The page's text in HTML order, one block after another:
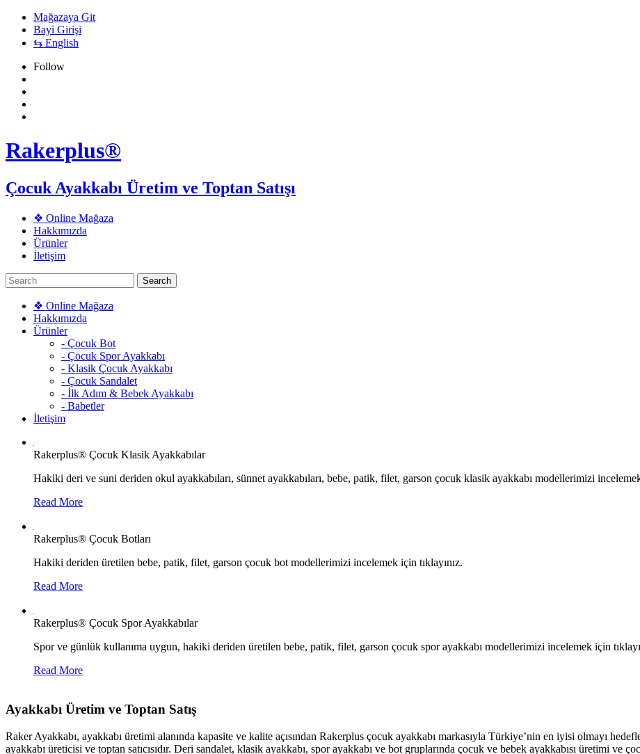
Mağazaya Git
Bayi Girişi
⇆ English
Follow
Rakerplus®
Çocuk Ayakkabı Üretim ve Toptan Satışı
❖ Online Mağaza
Hakkımızda
Ürünler
İletişim
❖ Online Mağaza
Hakkımızda
Ürünler
- Çocuk Bot
- Çocuk Spor Ayakkabı
- Klasik Çocuk Ayakkabı
- Çocuk Sandalet
- İlk Adım & Bebek Ayakkabı
- Babetler
İletişim
Rakerplus® Çocuk Klasik Ayakkabılar
Hakiki deri ve suni deriden okul ayakkabıları, sünnet ayakkabıları, bebe, patik, filet, garson çocuk klasik ayakkabı modellerimizi
Read More
Rakerplus® Çocuk Botları
Hakiki deriden üretilen bebe, patik, filet, garson çocuk bot modellerimizi incelemek için tıklayınız.
Read More
Rakerplus® Çocuk Spor Ayakkabılar
Spor ve günlük kullanıma uygun, hakiki deriden üretilen bebe, patik, filet, garson çocuk spor ayakkabı modellerimizi incelemek için
Read More
Ayakkabı Üretim ve Toptan Satış
Raker Ayakkabı, ayakkabı üretimi alanında kapasite ve kalite açısından Rakerplus çocuk ayakkabı markasıyla Türkiye’nin en iyisi olmayı
ayakkabı üreticisi ve toptan satıcısıdır. Deri sandalet, klasik ayakkabı, spor ayakkabı ve bot gruplarında çocuk ve bebek ayakkabısı üretimi ve